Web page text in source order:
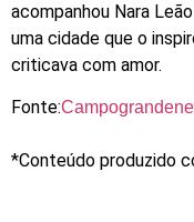
acompanhou Nara
uma cidade que o
criticava com amor.
Fonte:
*Conteúdo produzido